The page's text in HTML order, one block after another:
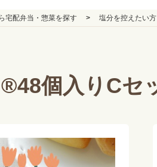
宅配弁当・惣菜を探す 塩分を控えたい方
個入りCセ